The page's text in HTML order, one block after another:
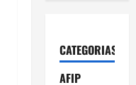
CATEGORIAS
AFIP